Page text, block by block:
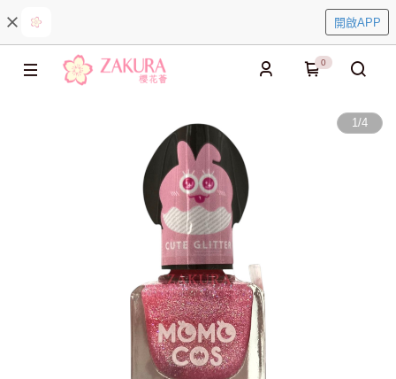
開啟APP
0
1/4